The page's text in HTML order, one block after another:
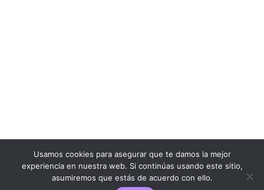
Usamos cookies para asegurar que te damos la mejor
experiencia en nuestra web. Si continúas usando este sitio,
asumiremos que estás de acuerdo con ello.